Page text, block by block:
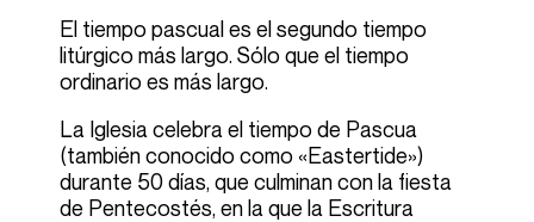
El tiempo pascual es el segundo tiempo
litúrgico más largo. Sólo que el tiempo
ordinario es más largo.
La Iglesia celebra el tiempo de Pascua
(también conocido como «Eastertide»)
durante 50 días, que culminan con la fiesta
de Pentecostés, en la que la Escritura